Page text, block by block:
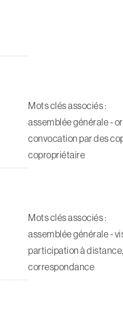
Mots clés associés :
assemblée générale -
convocation par des
copropriétaire
Mots clés associés :
assemblée générale -
participation à
correspondance